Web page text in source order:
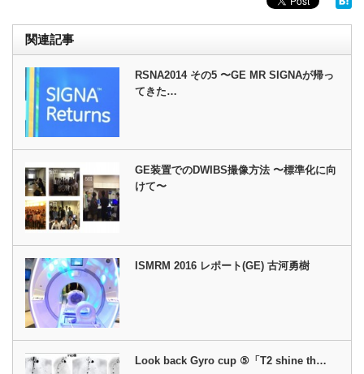
関連記事
RSNA2014 その5 〜GE MR SIGNAが帰っ
てきた…
GE装置でのDWIBS撮像方法 〜標準化に向
けて〜
ISMRM 2016 レポート(GE) 古河勇樹
Look back Gyro cup ⑤「T2 shine th…